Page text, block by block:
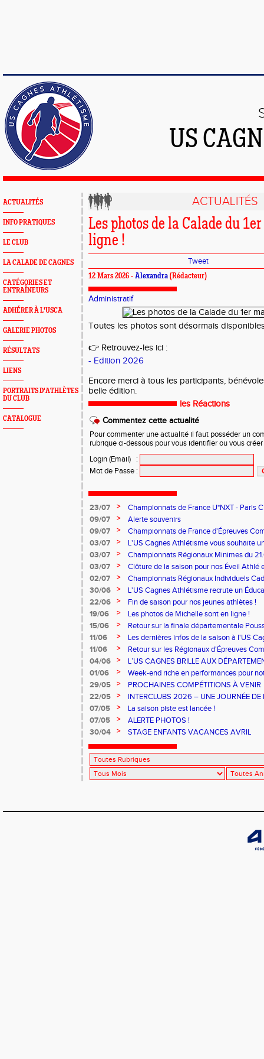
US
ACTUALITÉS
INFO PRATIQUES
LE CLUB
LA CALADE DE CAGNES
CATÉGORIES ET
ENTRAÎNEURS
ADHÉRER À L'USCA
GALERIE PHOTOS
RÉSULTATS
LIENS
PORTRAITS D'ATHLÈTES
DU CLUB
CATALOGUE
ACTUALITÉS
Les photos de la Calade du
ligne !
Tweet
12 Mars 2026 - Alexandra (Rédacteur)
Administratif
Toutes les photos sont désormais
👉 Retrouvez-les ici :
- Edition 2026
Encore merci à tous les participants,
belle édition.
les Réactions
Commentez cette actualité
Pour commenter une actualité il faut posséder un
rubrique ci-dessous pour vous identifier ou vous
Login (Email)
:
Mot de Passe :
23/07 >
Championnats de France U*NXT - Paris
09/07
>
Alerte souvenirs
09/07
>
Championnats de France d'Épreuves
03/07
>
L'US Cagnes Athlétisme vous souhaite
03/07
>
Championnats Régionaux Minimes du
03/07
>
Clôture de la saison pour nos Éveil Athlé
02/07
>
Championnats Régionaux Individuels
30/06
>
L'US Cagnes Athlétisme recrute un
22/06
>
Fin de saison pour nos jeunes athlètes !
19/06
>
Les photos de Michelle sont en ligne !
15/06
>
Retour sur la finale départementale
11/06
>
Les dernières infos de la saison à l'US
11/06
>
Retour sur les Régionaux d'Épreuves
Ferrand qui se sont déroulés les 6 et 7
04/06 >
L’US CAGNES BRILLE AUX
01/06
>
Week-end riche en performances pour
29/05
>
PROCHAINES COMPÉTITIONS À VENIR
22/05
>
INTERCLUBS 2026 – UNE JOURNÉE DE
PERFORMANCE
07/05 >
La saison piste est lancée !
07/05
>
ALERTE PHOTOS !
30/04
> STAGE ENFANTS VACANCES AVRIL